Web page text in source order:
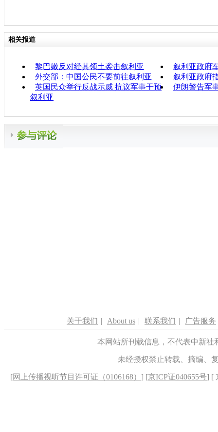
相关报道
黎巴嫩反对经其领土袭击叙利亚
叙利亚政府
外交部：中国公民不要前往叙利亚
叙利亚政府
英国民众举行反战示威 抗议军事干预
叙利亚
伊朗警告军
关于我们 | About us | 联系我们 | 广告服务
本网站所刊载信息，不代表中新
未经授权禁止转载、摘编、
[网上传播视听节目许可证（0106168） ] [京ICP证040655号] [